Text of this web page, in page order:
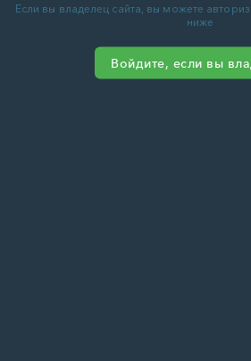
Если вы владелец сайта, вы можете
ниже
Войдите, если вы